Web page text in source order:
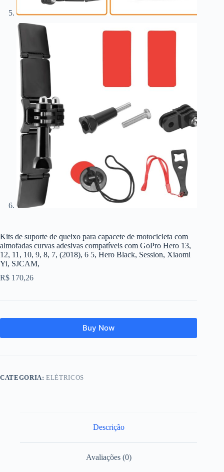
Kits de suporte de queixo para capacete de motocicleta com
almofadas curvas adesivas compatíveis com GoPro Hero 13,
12, 11, 10, 9, 8, 7, (2018), 6 5, Hero Black, Session, Xiaomi
Yi, SJCAM,
R$ 170,26
Buy Now
CATEGORIA:ELÉTRICOS
Descrição
Avaliações (0)